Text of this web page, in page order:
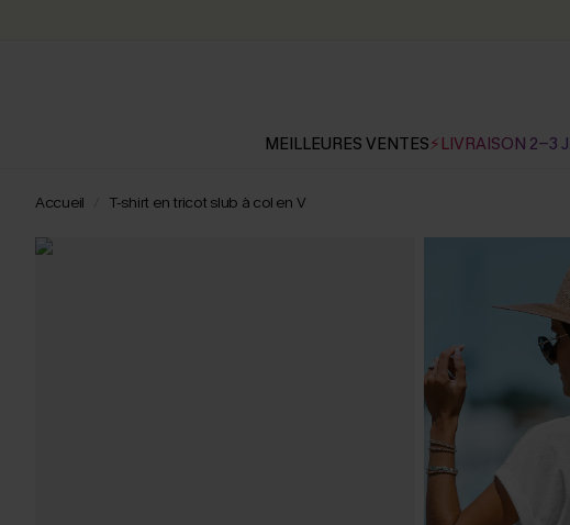
MEILLEURES VENTES⚡LIVRAISON 2-3 J
Accueil T-shirt en tricot slub à col en V